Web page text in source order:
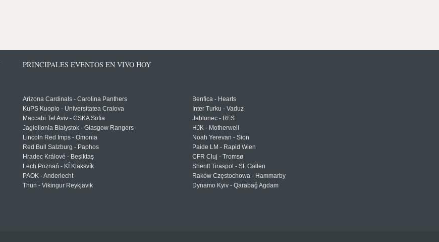
PRINCIPALES EVENTOS EN VIVO HOY
Arizona Cardinals - Carolina Panthers
KuPS Kuopio - Universitatea Craiova
Maccabi Tel Aviv - CSKA Sofia
Jagiellonia Białystok - Glasgow Rangers
Lincoln Red Imps - Omonia
Red Bull Salzburg - Paphos
Hradec Králové - Beşiktaş
Lech Poznań - KÍ Klaksvík
PAOK - Anderlecht
Thun - Vikingur Reykjavik
Benfica - Hearts
Inter Turku - Vaduz
Jablonec - RFS
HJK - Motherwell
Noah Yerevan - Sion
Paide LM - Rapid Wien
CFR Cluj - Tromsø
Sheriff Tiraspol - St. Gallen
Raków Częstochowa - Hammarby
Dynamo Kyiv - Qarabağ Agdam